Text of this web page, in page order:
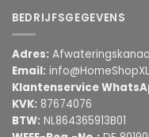
BEDRIJFSGEGEVENS
Adres:
Email:
Klantenservice
KVK: 87674076
BTW: NL864365913B01